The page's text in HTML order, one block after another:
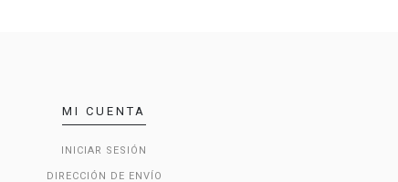
MI CUENTA
INICIAR SESIÓN
DIRECCIÓN DE ENVÍO